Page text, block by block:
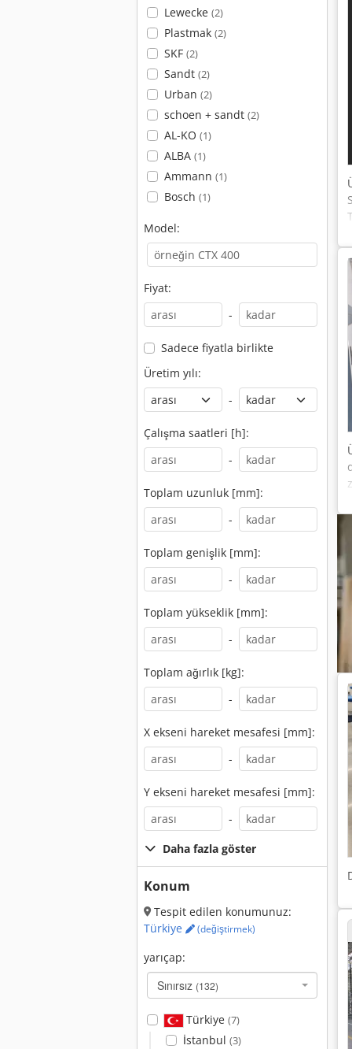
Lewecke (2)
Plastmak (2)
SKF (2)
Sandt (2)
Urban (2)
schoen + sandt (2)
AL-KO (1)
ALBA (1)
Ammann (1)
Bosch (1)
Model:
Fiyat:
-
Sadece fiyatla birlikte
Üretim yılı:
-
Çalışma saatleri [h]:
-
Toplam uzunluk [mm]:
-
Toplam genişlik [mm]:
-
Toplam yükseklik [mm]:
-
Toplam ağırlık [kg]:
-
X ekseni hareket mesafesi [mm]:
-
Y ekseni hareket mesafesi [mm]:
-
Daha fazla göster
Konum
Tespit edilen konumunuz:
Türkiye
(değiştirmek)
yarıçap:
Sınırsız (132)
Türkiye (7)
İstanbul (3)